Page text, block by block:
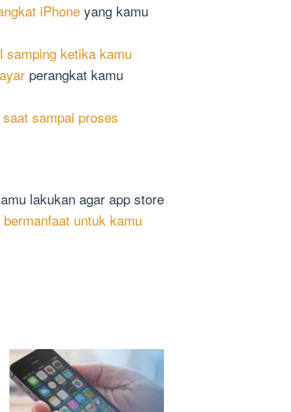
iPhoneyang kamu
samping ketika kamu
perangkat kamu
sampai proses
lakukan agar app store
untuk kamu